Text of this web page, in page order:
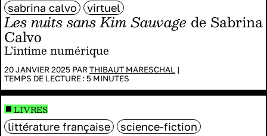
Les nuits sans Kim Sauvage de Sabrina
Calvo
L’intime numérique
20 JANVIER 2025 PARTHIBAUT MARESCHAL |
TEMPS DE LECTURE : 5 MINUTES
sabrina calvo
virtuel
littérature française
science-fiction
LIVRES